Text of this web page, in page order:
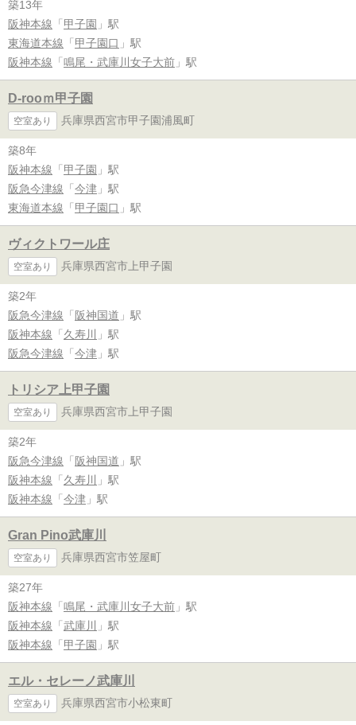
築13年
阪神本線 「 甲子園 」駅
東海道本線 「 甲子園口 」駅
阪神本線 「 鳴尾・武庫川女子大前 」駅
D-rooｍ甲子園
空室あり 兵庫県西宮市甲子園浦風町
築8年
阪神本線 「 甲子園 」駅
阪急今津線 「 今津 」駅
東海道本線 「 甲子園口 」駅
ヴィクトワール庄
空室あり 兵庫県西宮市上甲子園
築2年
阪急今津線 「 阪神国道 」駅
阪神本線 「 久寿川
」駅
阪急今津線 「 今津 」駅
トリシア上甲子園
空室あり 兵庫県西宮市上甲子園
築2年
阪急今津線 「 阪神国道 」駅
阪神本線 「 久寿川
」駅
阪神本線 「 今津 」駅
Gran Pino武庫川
空室あり 兵庫県西宮市笠屋町
築27年
阪神本線 「 鳴尾・武庫川女子大前 」駅
阪神本線 「 武庫川
」駅
阪神本線 「 甲子園 」駅
エル・セレーノ武庫川
空室あり 兵庫県西宮市小松東町